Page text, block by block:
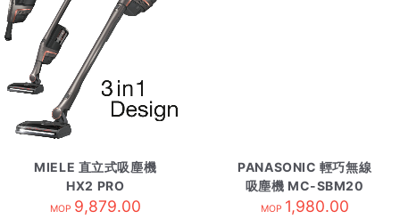
MIELE 直立式吸塵機
HX2 PRO
MOP 9,879.00
PANASONIC 輕巧無線
吸塵機 MC-SBM20
MOP 1,980.00